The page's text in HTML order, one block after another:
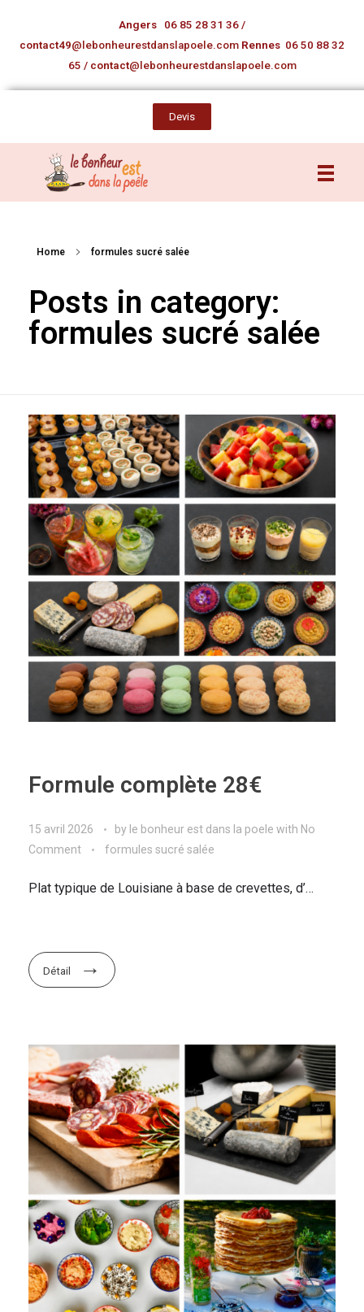
Angers 06 85 28 31 36 /
contact49@lebonheurestdanslapoele.com Rennes 06 50 88 32
65 / contact@lebonheurestdanslapoele.com
Devis
Home formules sucré salée
Posts in category:
formules sucré salée
Formule complète 28€
15 avril 2026 by le bonheur est dans la poele with No
Comment
formules sucré salée
Plat typique de Louisiane à base de crevettes, d’…
Détail